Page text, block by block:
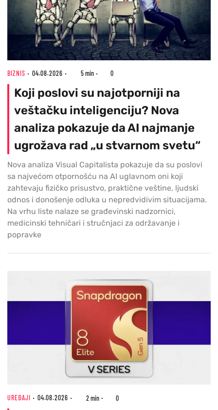
BIZNIS 04.08.2026 5 min 0
Koji poslovi su najotporniji na
veštačku inteligenciju? Nova
analiza pokazuje da AI najmanje
ugrožava rad „u stvarnom svetu“
Nova analiza Visual Capitalista pokazuje da su poslovi
sa najvećom otpornošću na AI uglavnom oni koji
zahtevaju fizičko prisustvo, praktične veštine, ljudski
odnos i donošenje odluka u nepredvidivim situacijama.
Na vrhu liste nalaze se građevinski nadzornici,
medicinski tehničari i stručnjaci za održavanje i
popravke
UREĐAJI 04.08.2026 2 min 0